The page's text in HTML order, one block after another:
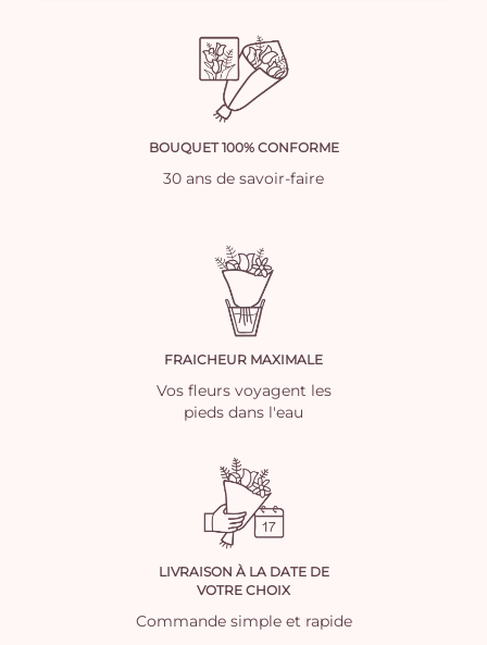
BOUQUET 100% CONFORME
30 ans de savoir-faire
FRAICHEUR MAXIMALE
Vos fleurs voyagent les
pieds dans l'eau
LIVRAISON À LA DATE DE
VOTRE CHOIX
Commande simple et rapide